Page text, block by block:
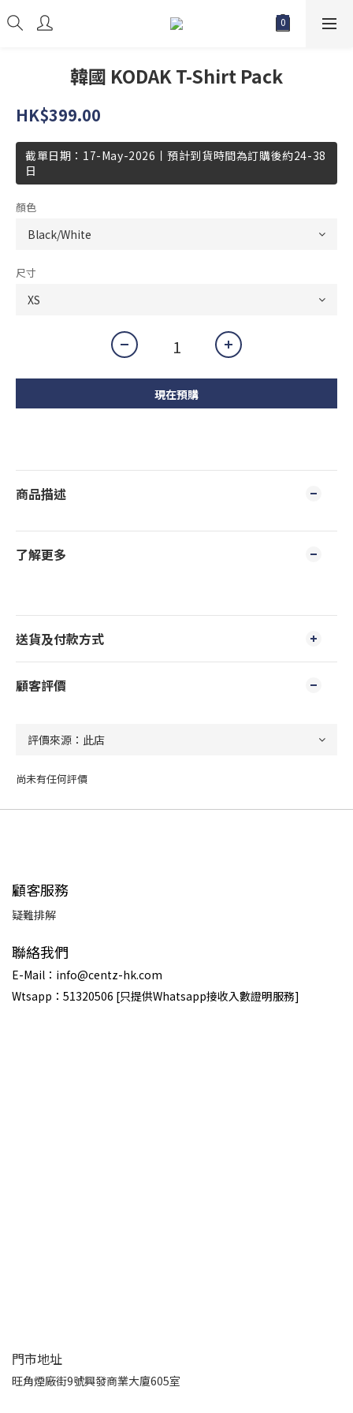
韓國 KODAK T-Shirt Pack
HK$399.00
截單日期：17-May-2026丨預計到貨時間為訂購後約24-38
日
顏色
尺寸
現在預購
商品描述
了解更多
送貨及付款方式
顧客評價
尚未有任何評價
顧客服務
疑難排解
聯絡我們
E-Mail：info@centz-hk.com
Wtsapp：51320506 [只提供Whatsapp接收入數證明服務]
門市地址
旺角煙廠街9號興發商業大廈605室